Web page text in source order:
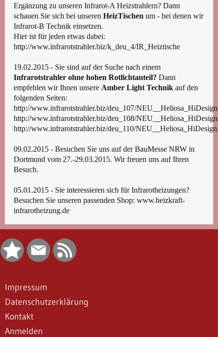
Ergänzung zu unseren Infrarot-A Heizstrahlern? Dann
schauen Sie sich bei unseren HeizTischen um - bei denen wir
Infrarot-B Technik einsetzen.
Hier ist für jeden etwas dabei:
http://www.infrarotstrahler.biz/k_deu_4/IR_Heiztische
19.02.2015 - Sie sind auf der Suche nach einem
Infrarotstrahler ohne hohen Rotlichtanteil? Dann
empfehlen wir Ihnen unsere Amber Light Technik auf den
folgenden Seiten:
http://www.infrarotstrahler.biz/deu_107/
http://www.infrarotstrahler.biz/deu_108/
http://www.infrarotstrahler.biz/deu_110/
09.02.2015 - Besuchen Sie uns auf der BauMesse NRW in
Dortmund vom 27.-29.03.2015. Wir freuen uns auf Ihren
Besuch.
05.01.2015 - Sie interessieren sich für Infrarotheizungen?
Besuchen Sie unseren passenden Shop: www.heizkraft-
infrarotheizung.de
Impressum
Datenschutzerklärung
Kontakt
Anmelden